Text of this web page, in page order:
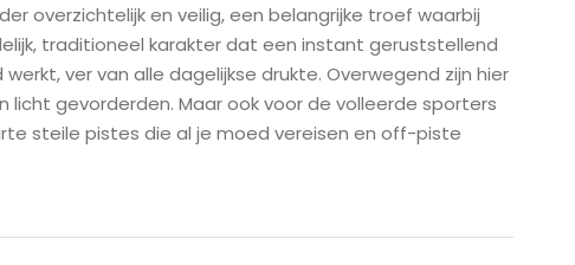
overzichtelijk en veilig, een belangrijke troef waarbij
traditioneel karakter dat een instant geruststellend
ver van alle dagelijkse drukte. Overwegend zijn hier
gevorderden. Maar ook voor de volleerde sporters
steile pistes die al je moed vereisen en off-piste